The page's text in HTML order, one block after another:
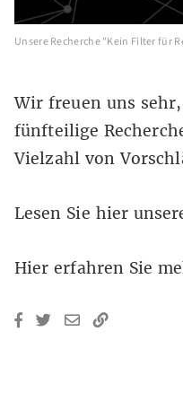
Unsere Recherche "Kein Filter für
Wir freuen uns
fünfteilige
Vielzahl von
Lesen Sie hier
Hier erfahren Sie